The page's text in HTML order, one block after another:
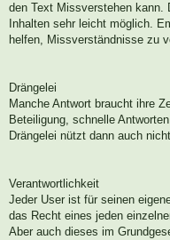
den Text Missverstehen kann.
Inhalten sehr leicht möglich.
helfen, Missverständnisse zu
Drängelei
Manche Antwort braucht ihre
Beteiligung, schnelle
Drängelei nützt dann auch
Verantwortlichkeit
Jeder User ist für seinen
das Recht eines jeden
Aber auch dieses im